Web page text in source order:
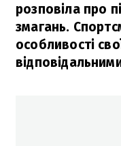
розповіла про
змагань.
особливості